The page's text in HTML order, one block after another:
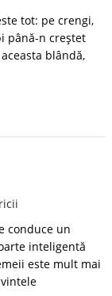
tot: pe crengi,
până-n creştet
blândă,
conduce un
inteligentă
este mult mai